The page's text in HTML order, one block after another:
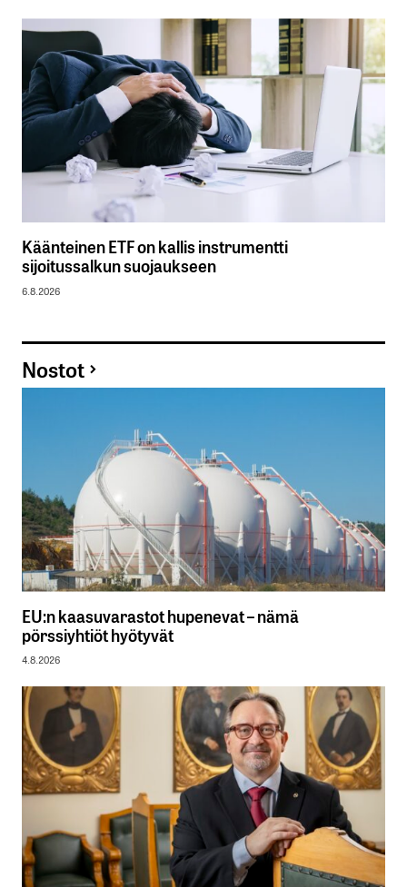
Käänteinen ETF on kallis instrumentti
sijoitussalkun suojaukseen
6.8.2026
Nostot
EU:n kaasuvarastot hupenevat – nämä
pörssiyhtiöt hyötyvät
4.8.2026